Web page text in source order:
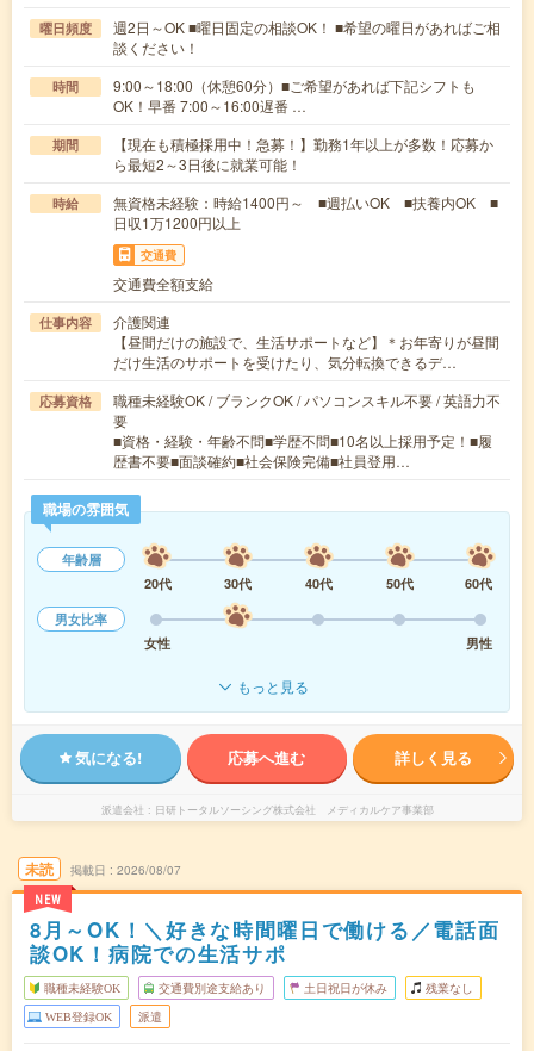
曜日頻度
週2日～OK ■曜日固定の相談OK！ ■希望の曜日があればご相
談ください！
時間
9:00～18:00（休憩60分）■ご希望があれば下記シフトも
OK！早番 7:00～16:00遅番 …
期間
【現在も積極採用中！急募！】勤務1年以上が多数！応募か
ら最短2～3日後に就業可能！
時給
無資格未経験：時給1400円～ ■週払いOK ■扶養内OK ■
日収1万1200円以上
交通費
交通費全額支給
仕事内容
介護関連
【昼間だけの施設で、生活サポートなど】＊お年寄りが昼間
だけ生活のサポートを受けたり、気分転換できるデ…
応募資格
職種未経験OK / ブランクOK / パソコンスキル不要 / 英語力不
要
■資格・経験・年齢不問■学歴不問■10名以上採用予定！■履
歴書不要■面談確約■社会保険完備■社員登用…
職場の雰囲気
年齢層
20代
30代 40代 50代
60代
男女比率
女性
男性
もっと見る
気になる! 応募へ進む 詳しく見る
派遣会社 日研トータルソーシング株式会社 メディカルケア事業部
未読
NEW
掲載日 2026/08/07
8月～OK！＼好きな時間曜日で働ける／電話面
談OK！病院での生活サポ
職種未経験OK 交通費別途支給あり 土日祝日が休み 残業なし
WEB登録OK 派遣